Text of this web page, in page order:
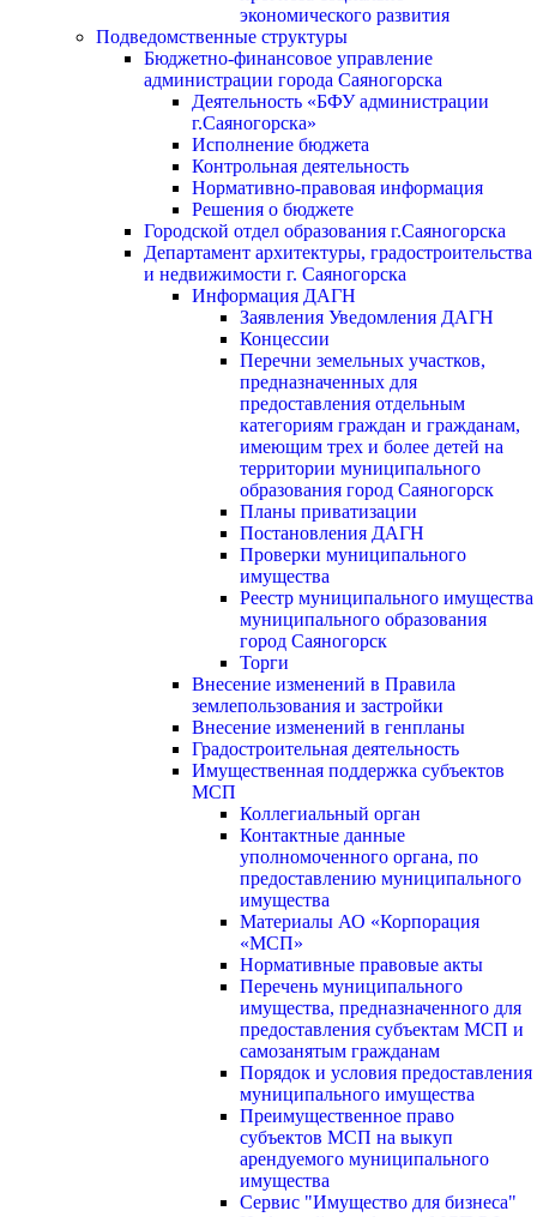
экономического развития
Подведомственные структуры
Бюджетно-финансовое управление
администрации города Саяногорска
Деятельность «БФУ администрации
г.Саяногорска»
Исполнение бюджета
Контрольная деятельность
Нормативно-правовая информация
Решения о бюджете
Городской отдел образования г.Саяногорска
Департамент архитектуры, градостроительства
и недвижимости г. Саяногорска
Информация ДАГН
Заявления Уведомления ДАГН
Концессии
Перечни земельных участков,
предназначенных для
предоставления отдельным
категориям граждан и гражданам,
имеющим трех и более детей на
территории муниципального
образования город Саяногорск
Планы приватизации
Постановления ДАГН
Проверки муниципального
имущества
Реестр муниципального имущества
муниципального образования
город Саяногорск
Торги
Внесение изменений в Правила
землепользования и застройки
Внесение изменений в генпланы
Градостроительная деятельность
Имущественная поддержка субъектов
МСП
Коллегиальный орган
Контактные данные
уполномоченного органа, по
предоставлению муниципального
имущества
Материалы АО «Корпорация
«МСП»
Нормативные правовые акты
Перечень муниципального
имущества, предназначенного для
предоставления субъектам МСП и
самозанятым гражданам
Порядок и условия предоставления
муниципального имущества
Преимущественное право
субъектов МСП на выкуп
арендуемого муниципального
имущества
Сервис "Имущество для бизнеса"